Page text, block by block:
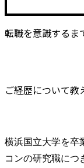
転職を意識するま
ご経歴について教
横浜国立大学を卒
コンの研究職につ